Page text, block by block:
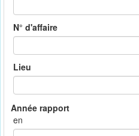
N° d'affaire
Lieu
en